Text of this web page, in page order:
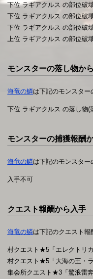
下位 ラギアクルス の部位破
下位 ラギアクルス の部位破
下位 ラギアクルス の部位破
上位 ラギアクルス の部位破
モンスターの落し物か
海竜の鱗は下記のモンスター
下位 ラギアクルス の落し物(
モンスターの捕獲報酬
海竜の鱗は下記のモンスター
入手不可
クエスト報酬から入手
海竜の鱗は下記のクエスト報
村クエスト★5「エレクトリ
村クエスト★5「大海の王・
集会所クエスト★3「驚浪雷